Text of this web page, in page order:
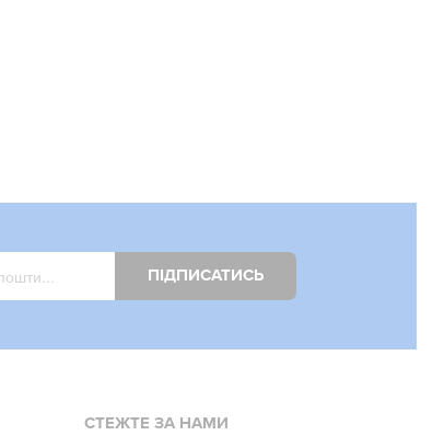
ПІДПИСАТИСЬ
СТЕЖТЕ ЗА НАМИ